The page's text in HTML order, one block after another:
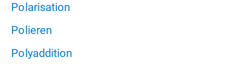
Polarisation
Polieren
Polyaddition